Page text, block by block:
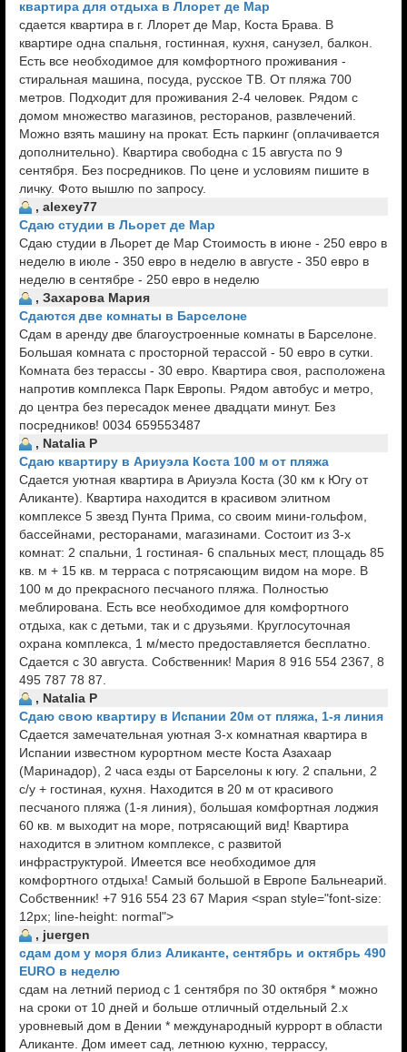
квартира для отдыха в Ллорет де Мар
сдается квартира в г. Ллорет де Мар, Коста Брава. В
квартире одна спальня, гостинная, кухня, санузел, балкон.
Есть все необходимое для комфортного проживания -
стиральная машина, посуда, русское ТВ. От пляжа 700
метров. Подходит для проживания 2-4 человек. Рядом с
домом множество магазинов, ресторанов, развлечений.
Можно взять машину на прокат. Есть паркинг (оплачивается
дополнительно). Квартира свободна с 15 августа по 9
сентября. Без посредников. По цене и условиям пишите в
личку. Фото вышлю по запросу.
, alexey77
Сдаю студии в Льорет де Мар
Сдаю студии в Льорет де Мар Стоимость в июне - 250 евро в
неделю в июле - 350 евро в неделю в августе - 350 евро в
неделю в сентябре - 250 евро в неделю
, Захарова Мария
Сдаются две комнаты в Барселоне
Сдам в аренду две благоустроенные комнаты в Барселоне.
Большая комната с просторной терассой - 50 евро в сутки.
Комната без терассы - 30 евро. Квартира своя, расположена
напротив комплекса Парк Европы. Рядом автобус и метро,
до центра без пересадок менее двадцати минут. Без
посредников! 0034 659553487
, Natalia P
Сдаю квартиру в Ариуэла Коста 100 м от пляжа
Сдается уютная квартира в Ариуэла Коста (30 км к Югу от
Аликанте). Квартира находится в красивом элитном
комплексе 5 звезд Пунта Прима, со своим мини-гольфом,
бассейнами, ресторанами, магазинами. Состоит из 3-х
комнат: 2 спальни, 1 гостиная- 6 спальных мест, площадь 85
кв. м + 15 кв. м терраса с потрясающим видом на море. В
100 м до прекрасного песчаного пляжа. Полностью
меблирована. Есть все необходимое для комфортного
отдыха, как с детьми, так и с друзьями. Круглосуточная
охрана комплекса, 1 м/место предоставляется бесплатно.
Сдается с 30 августа. Собственник! Мария 8 916 554 2367, 8
495 787 78 87.
, Natalia P
Сдаю свою квартиру в Испании 20м от пляжа, 1-я линия
Сдается замечательная уютная 3-х комнатная квартира в
Испании известном курортном месте Коста Азахаар
(Маринадор), 2 часа езды от Барселоны к югу. 2 спальни, 2
с/у + гостиная, кухня. Находится в 20 м от красивого
песчаного пляжа (1-я линия), большая комфортная лоджия
60 кв. м выходит на море, потрясающий вид! Квартира
находится в элитном комплексе, с развитой
инфраструктурой. Имеется все необходимое для
комфортного отдыха! Самый большой в Европе Бальнеарий.
Собственник! +7 916 554 23 67 Мария <span style="font-size:
12px; line-height: normal">
, juergen
сдам дом у моря близ Аликанте, сентябрь и октябрь 490
EURO в неделю
сдам на летний период с 1 сентября по 30 октября * можно
на сроки от 10 дней и больше отличный отдельный 2.х
уровневый дом в Дении * международный куррорт в области
Аликанте. Дом имеет сад, летнюю кухню, террассу,